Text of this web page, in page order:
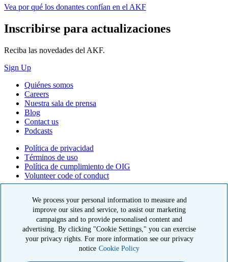
Vea por qué los donantes confían en el AKF
Inscribirse para actualizaciones
Reciba las novedades del AKF.
Sign Up
Quiénes somos
Careers
Nuestra sala de prensa
Blog
Contact us
Podcasts
Política de privacidad
Términos de uso
Política de cumplimiento de OIG
Volunteer code of conduct
El American Kidney Fund es una organización 501(c)(3) calificada
que goza de exención tributaria. EIN: 23-7124261. CFC #11404
11921 Rockville Pike, Suite 300, Rockville, MD 20852
We process your personal information to measure and
improve our sites and service, to assist our marketing
campaigns and to provide personalised content and
advertising. By clicking "Cookie Settings," you can exercise
your privacy rights. For more information see our privacy
notice Cookie Policy